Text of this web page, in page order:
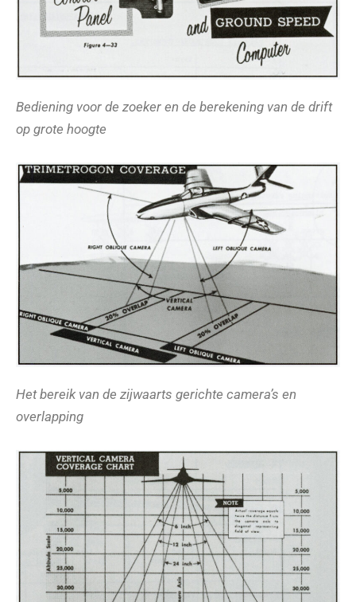
Bediening voor de zoeker en de berekening van de drift
op grote hoogte
Het bereik van de zijwaarts gerichte camera’s en
overlapping